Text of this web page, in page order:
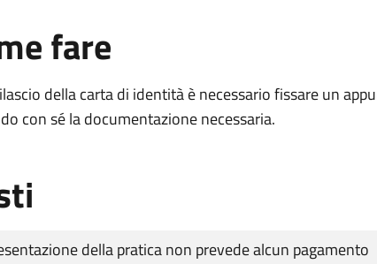
fare
della carta di identità è necessario fissare un
con sé la documentazione necessaria.
pagamentodella pratica non prevede alcun pagamento